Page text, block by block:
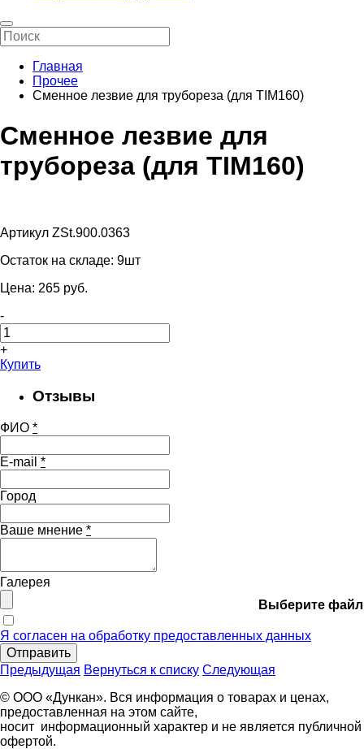
Главная
Прочее
Сменное лезвие для трубореза (для TIM160)
Сменное лезвие для
трубореза (для TIM160)
Артикул ZSt.900.0363
Остаток на складе: 9шт
Цена: 265 pуб.
-
+
Купить
Отзывы
ФИО *
E-mail *
Город
Ваше мнение *
Галерея
Выберите файл
Я согласен на обработку предоставленных данных
Отправить
Предыдущая Вернуться к списку Следующая
© ООО «Дункан». Вся информация о товарах и ценах,
предоставленная на этом сайте,
носит информационный характер и не является публичной
офертой.